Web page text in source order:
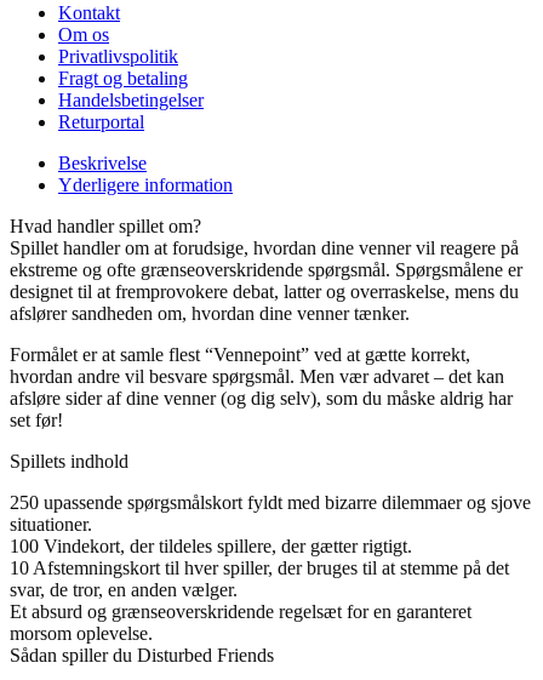
Kontakt
Om os
Privatlivspolitik
Fragt og betaling
Handelsbetingelser
Returportal
Beskrivelse
Yderligere information
Hvad handler spillet om?
Spillet handler om at forudsige, hvordan dine venner vil reagere på
ekstreme og ofte grænseoverskridende spørgsmål. Spørgsmålene er
designet til at fremprovokere debat, latter og overraskelse, mens du
afslører sandheden om, hvordan dine venner tænker.
Formålet er at samle flest “Vennepoint” ved at gætte korrekt,
hvordan andre vil besvare spørgsmål. Men vær advaret – det kan
afsløre sider af dine venner (og dig selv), som du måske aldrig har
set før!
Spillets indhold
250 upassende spørgsmålskort fyldt med bizarre dilemmaer og sjove
situationer.
100 Vindekort, der tildeles spillere, der gætter rigtigt.
10 Afstemningskort til hver spiller, der bruges til at stemme på det
svar, de tror, en anden vælger.
Et absurd og grænseoverskridende regelsæt for en garanteret
morsom oplevelse.
Sådan spiller du Disturbed Friends